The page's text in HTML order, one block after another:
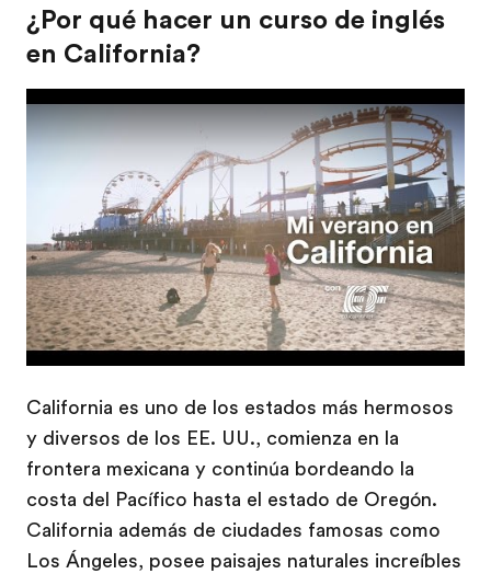
¿Por qué hacer un curso de inglés
en California?
Play
California es uno de los estados más hermosos
y diversos de los EE. UU., comienza en la
frontera mexicana y continúa bordeando la
costa del Pacífico hasta el estado de Oregón.
California además de ciudades famosas como
Los Ángeles, posee paisajes naturales increíbles